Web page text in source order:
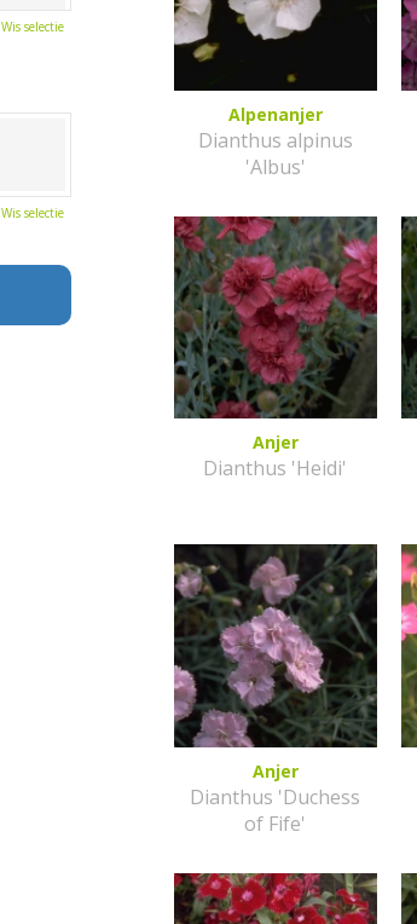
Alpenanjer
Dianthus alpinus
'Albus'
Anjer
Dianthus 'Heidi'
Anjer
Dianthus 'Duchess
of Fife'
Wis selectie
Wis selectie